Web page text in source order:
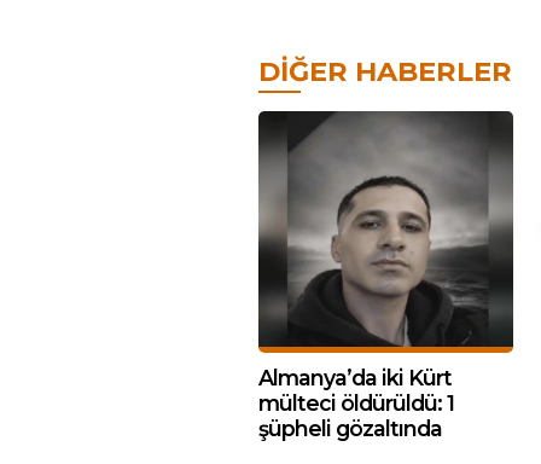
DIĞER HABERLER
Almanya’da iki Kürt
mülteci öldürüldü: 1
şüpheli gözaltında